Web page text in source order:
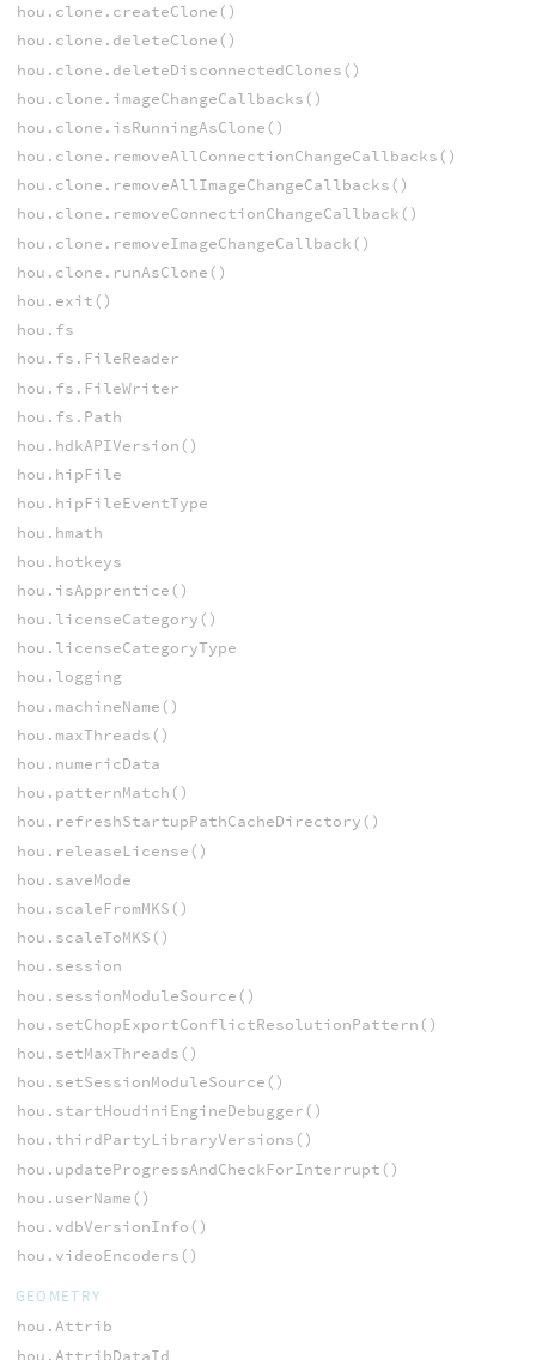
hou.clone.createClone()
hou.clone.deleteClone()
hou.clone.deleteDisconnectedClones()
hou.clone.imageChangeCallbacks()
hou.clone.isRunningAsClone()
hou.clone.removeAllConnectionChangeCallbacks()
hou.clone.removeAllImageChangeCallbacks()
hou.clone.removeConnectionChangeCallback()
hou.clone.removeImageChangeCallback()
hou.clone.runAsClone()
hou.exit()
hou.fs
hou.fs.FileReader
hou.fs.FileWriter
hou.fs.Path
hou.hdkAPIVersion()
hou.hipFile
hou.hipFileEventType
hou.hmath
hou.hotkeys
hou.isApprentice()
hou.licenseCategory()
hou.licenseCategoryType
hou.logging
hou.machineName()
hou.maxThreads()
hou.numericData
hou.patternMatch()
hou.refreshStartupPathCacheDirectory()
hou.releaseLicense()
hou.saveMode
hou.scaleFromMKS()
hou.scaleToMKS()
hou.session
hou.sessionModuleSource()
hou.setChopExportConflictResolutionPattern()
hou.setMaxThreads()
hou.setSessionModuleSource()
hou.startHoudiniEngineDebugger()
hou.thirdPartyLibraryVersions()
hou.updateProgressAndCheckForInterrupt()
hou.userName()
hou.vdbVersionInfo()
hou.videoEncoders()
GEOMETRY
hou.Attrib
hou.AttribDataId